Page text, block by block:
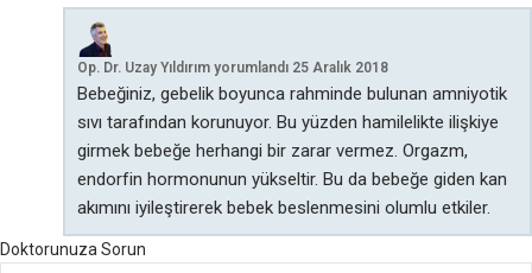
Op. Dr. Uzay Yıldırım yorumlandı 25 Aralık 2018
Bebeğiniz, gebelik boyunca rahminde bulunan amniyotik
sıvı tarafından korunuyor. Bu yüzden hamilelikte ilişkiye
girmek bebeğe herhangi bir zarar vermez. Orgazm,
endorfin hormonunun yükseltir. Bu da bebeğe giden kan
akımını iyileştirerek bebek beslenmesini olumlu etkiler.
Doktorunuza Sorun